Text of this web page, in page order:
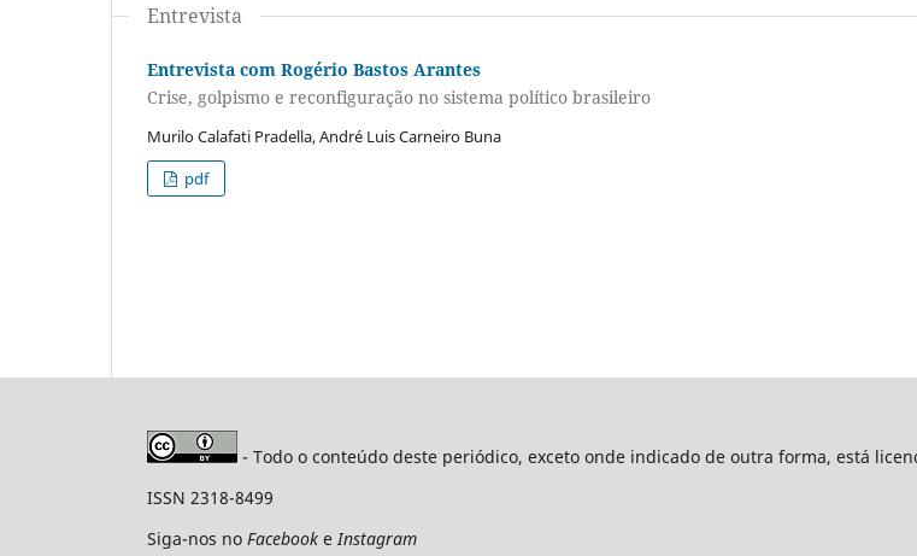
Entrevista
Entrevista com Rogério Bastos Arantes
Crise, golpismo e reconfiguração no sistema político brasileiro
Murilo Calafati Pradella, André Luis Carneiro Buna
pdf
- Todo o conteúdo deste periódico, exceto onde indicado de outra forma, está
ISSN 2318-8499
Siga-nos no Facebook eInstagram